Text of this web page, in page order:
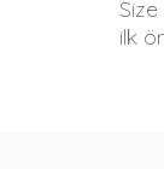
ilk